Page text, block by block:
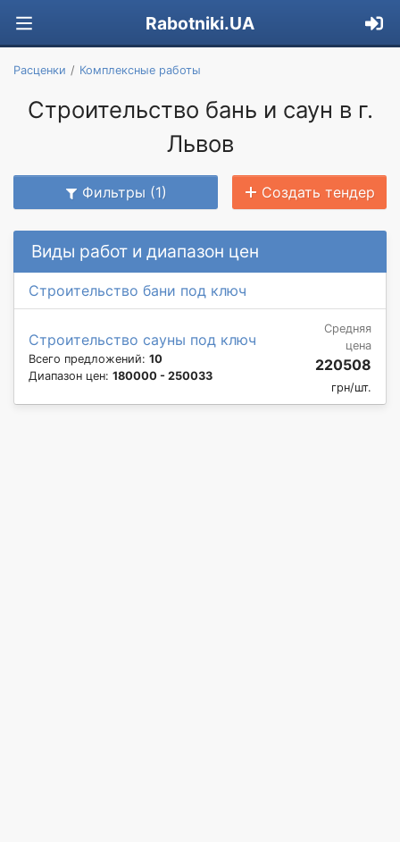
Rabotniki.UA
Расценки Комплексные работы
Строительство бань и саун в г.
Львов
Фильтры (1) Создать тендер
Виды работ и диапазон цен
Строительство бани под ключ
Строительство сауны под ключ
Всего предложений: 10
Диапазон цен: 180000 - 250033
Средняя
цена
220508
грн/шт.